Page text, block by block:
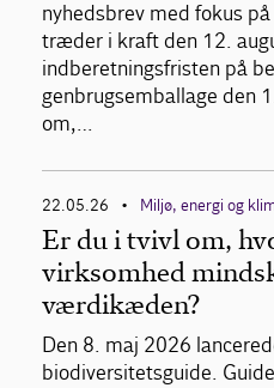
nyhedsbrev med fokus
træder i kraft den 12.
indberetningsfristen på
genbrugsemballage den
om,…
22.05.26 • Miljø, energi og
Er du i tvivl om,
virksomhed
værdikæden?
Den 8. maj 2026
biodiversitetsguide.